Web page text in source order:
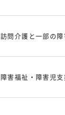
訪問介護と一部の
障害福祉・障害児